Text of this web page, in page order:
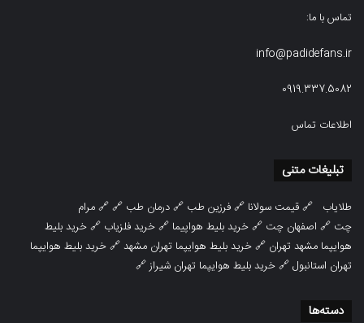
تماس با ما:
info@padidefans.ir
0919.337.5082
اطلاعات تماس
تبلیغات متنی
طلایاب 🔗قیمت سولانا 🔗فرزین طب 🔗درمان طب 🔗 🔗مرام
چت 🔗 اصفهان چت 🔗خرید بلیط هواپیما 🔗خرید فلزیاب 🔗خرید بلیط
هوایپما مشهد تهران 🔗خرید بلیط هوایپما تهران مشهد🔗خرید بلیط هوایپما
تهران استانبول🔗خرید بلیط هوایپما تهران شیراز🔗
دسته‌ها